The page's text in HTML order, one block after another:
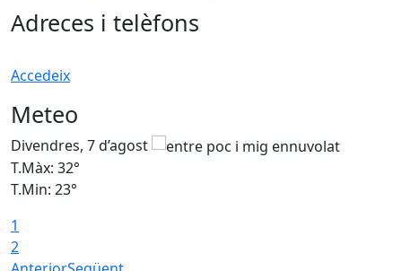
Adreces i telèfons
Accedeix
Meteo
Divendres, 7 d’agost
T.Màx: 32°
T.Min: 23°
1
2